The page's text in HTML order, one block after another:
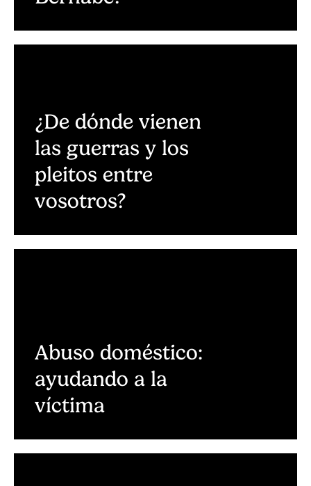
¿De dónde vienen
las guerras y los
pleitos entre
vosotros?
Abuso doméstico:
ayudando a la
víctima